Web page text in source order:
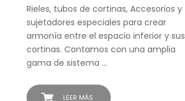
LEER MÁS
Rieles, tubos de cortinas, Accesorios y
sujetadores especiales para crear
armonía entre el espacio inferior y sus
cortinas. Contamos con una amplia
gama de sistema …